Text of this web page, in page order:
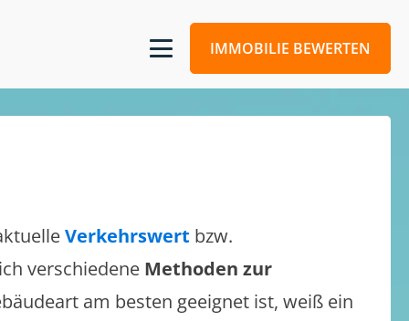
IMMOBILIE BEWERTEN
Verkehrswert bzw.
verschiedene Methoden zur
am besten geeignet ist, weiß ein